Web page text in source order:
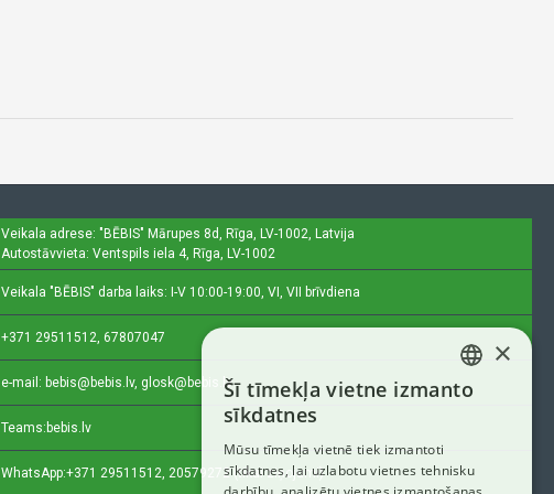
Veikala adrese: "BĒBIS" Mārupes 8d, Rīga, LV-1002, Latvija
Autostāvvieta: Ventspils iela 4, Rīga, LV-1002
Veikala "BĒBIS" darba laiks: I-V 10:00-19:00, VI, VII brīvdiena
+371 29511512, 67807047
e-mail: bebis@bebis.lv, glosk@bebis.lv
Teams: bebis.lv
WhatsApp:+371 29511512, 20579272 (tikai ziņojumi)
LATVIAN
ENGLISH
×
Šī tīmekļa vietne izmanto
sīkdatnes
Mūsu tīmekļa vietnē tiek izmantoti
sīkdatnes, lai uzlabotu vietnes tehnisku